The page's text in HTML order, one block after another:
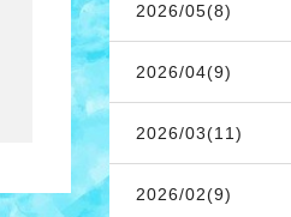
2026/05(8)
2026/04(9)
2026/03(11)
2026/02(9)